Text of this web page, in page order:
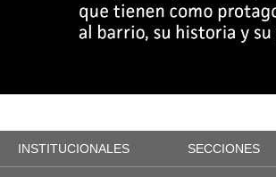
INSTITUCIONALES SECCIONES